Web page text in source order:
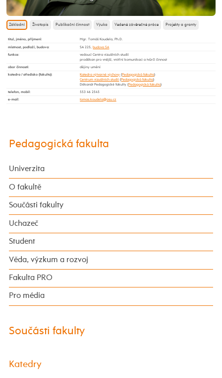
Základní Životopis Publikační činnost Výuka Vedené závěrečné práce Projekty a granty
titul, jméno, příjmení:
Mgr. Tomáš Koudela, Ph.D.
místnost, podlaží, budova: SA 225,budova SA
funkce:
vedoucí Centra vizuálních studií
proděkan pro vnější, vnitřní komunikaci a tvůrčí činnost
obor činnosti:
dějiny umění
katedra / středisko (fakulta): Katedra výtvarné výchovy (Pedagogická fakulta)
Centrum vizuálních studií (Pedagogická fakulta)
Děkanát Pedagogické fakulty (Pedagogická fakulta)
telefon, mobil :
553 46 2545
e-mail :
Pedagogická fakulta
Univerzita
O fakultě
Součásti fakulty
Uchazeč
Student
Věda, výzkum a rozvoj
Fakulta PRO
Pro média
Součásti fakulty
Katedry